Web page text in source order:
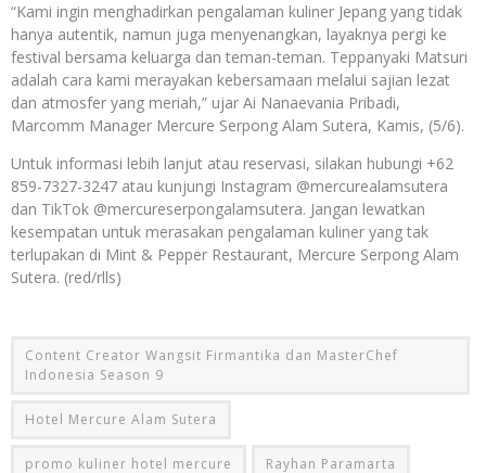
“Kami ingin menghadirkan pengalaman kuliner Jepang yang tidak
hanya autentik, namun juga menyenangkan, layaknya pergi ke
festival bersama keluarga dan teman-teman. Teppanyaki Matsuri
adalah cara kami merayakan kebersamaan melalui sajian lezat
dan atmosfer yang meriah,” ujar Ai Nanaevania Pribadi,
Marcomm Manager Mercure Serpong Alam Sutera, Kamis, (5/6).
Untuk informasi lebih lanjut atau reservasi, silakan hubungi +62
859-7327-3247 atau kunjungi Instagram @mercurealamsutera
dan TikTok @mercureserpongalamsutera. Jangan lewatkan
kesempatan untuk merasakan pengalaman kuliner yang tak
terlupakan di Mint & Pepper Restaurant, Mercure Serpong Alam
Sutera. (red/rlls)
Content Creator Wangsit Firmantika dan MasterChef
Indonesia Season 9
Hotel Mercure Alam Sutera
promo kuliner hotel mercure Rayhan Paramarta